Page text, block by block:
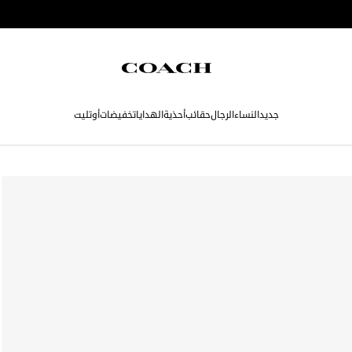
جديدالنساءالرجالحقائبأحذيةالهداياتخفيضاتأوتليت